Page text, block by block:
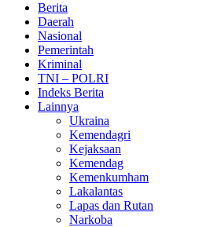
Berita
Daerah
Nasional
Pemerintah
Kriminal
TNI – POLRI
Indeks Berita
Lainnya
Ukraina
Kemendagri
Kejaksaan
Kemendag
Kemenkumham
Lakalantas
Lapas dan Rutan
Narkoba